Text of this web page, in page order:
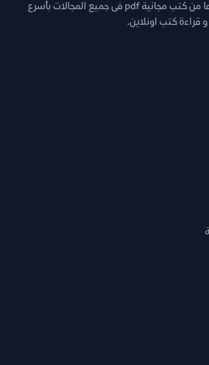
والروايات والقصص وغيرها من كتب مجانية pdf فى جميع المجالات بأسرع
قراءة كتب اونلاين.